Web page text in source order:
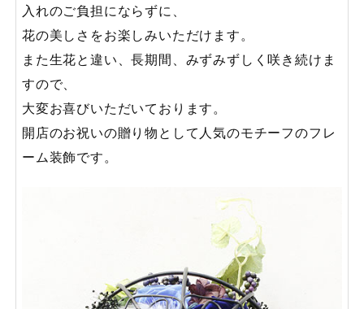
入れのご負担にならずに、
花の美しさをお楽しみいただけます。
また生花と違い、長期間、みずみずしく咲き続けま
すので、
大変お喜びいただいております。
開店のお祝いの贈り物として人気のモチーフのフレ
ーム装飾です。